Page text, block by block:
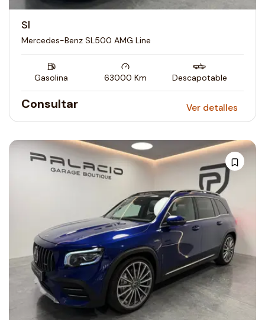
Sl
Mercedes-Benz SL500 AMG Line
Gasolina 63000 Km Descapotable
Consultar Ver detalles